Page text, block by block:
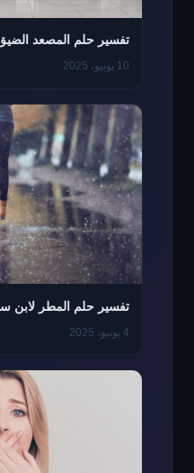
تفسير حلم المصعد
10 يونيو، 2025
تفسير حلم المطر لابن
4 يونيو، 2025